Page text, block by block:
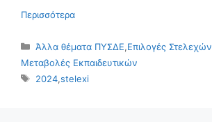
Περισσότερα
Κατηγορίες
Άλλα θέματα ΠΥΣΔΕ,Επιλογές Στελεχών
Μεταβολές Εκπαιδευτικών
Ετικέτες
2024,stelexi